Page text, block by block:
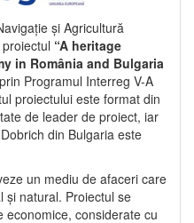
și Agricultură
“A heritage
in România and Bulgaria
Programul Interreg V-A
proiectului este format din
de leader de proiect, iar
din Bulgaria este
un mediu de afaceri care
și natural. Proiectul se
considerate cu